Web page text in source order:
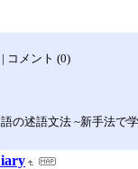
コメント (0)
の述語文法 ~新手法で